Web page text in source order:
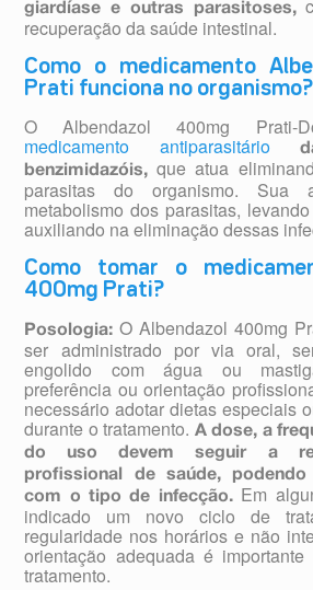
giardíase e outras parasitoses,
recuperação da saúde intestinal.
Como o medicamento
Prati funciona no organismo?
O Albendazol 400mg Prati-
medicamento antiparasitário
benzimidazóis, que atua
parasitas do organismo. Sua
metabolismo dos parasitas,
auxiliando na eliminação dessas
Como tomar o
400mg Prati?
Posologia: O Albendazol 400mg
ser administrado por via oral,
engolido com água ou
preferência ou orientação
necessário adotar dietas especiais
durante o tratamento. A dose, a
do uso devem seguir a
profissional de saúde,
com o tipo de infecção.Em
indicado um novo ciclo de
regularidade nos horários e não
orientação adequada é
tratamento.